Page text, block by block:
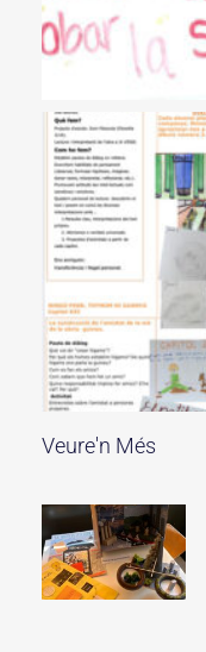
Veure'n Més